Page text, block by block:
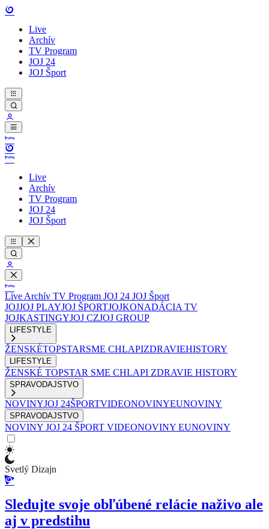
Live
Archív
TV Program
JOJ 24
JOJ Šport
Live
Archív
TV Program
JOJ 24
JOJ Šport
Live Archív TV Program JOJ 24 JOJ Šport
JOJJOJ PLAYJOJ ŠPORTJOJKONADÁCIA TV
JOJKASTINGYJOJ CZJOJ GROUP
LIFESTYLE
ŽENSKÉTOPSTARSME CHLAPIZDRAVIEHISTORY
LIFESTYLE
ŽENSKÉ TOPSTAR SME CHLAPI ZDRAVIE HISTORY
SPRAVODAJSTVO
NOVINYJOJ 24ŠPORTVIDEONOVINYEUNOVINY
SPRAVODAJSTVO
NOVINY JOJ 24 ŠPORT VIDEONOVINY EUNOVINY
Svetlý Dizajn
Sledujte svoje obľúbené relácie naživo ale
aj v predstihu